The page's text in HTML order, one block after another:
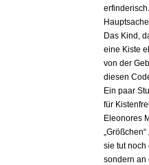
Das Kind,
eine Kiste
von der
diesen
Ein paar
für
Eleonores
sie tut noch
sondern an